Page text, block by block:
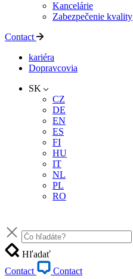
Kancelárie
Zabezpečenie kvality
Contact
kariéra
Dopravcovia
SK
CZ
DE
EN
ES
FI
HU
IT
NL
PL
RO
Hľadať
Contact
Contact